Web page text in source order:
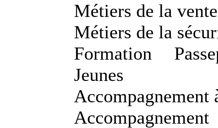
Métiers de la vente
Métiers de la
Formation
Jeunes
Accompagnement